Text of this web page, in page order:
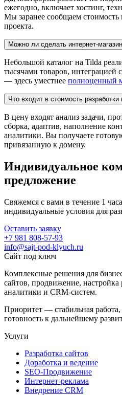
ежегодно, включает хостинг,
Мы заранее сообщаем стоимость
проекта.
Можно ли сделать интернет-
Небольшой каталог на Tilda
тысячами товаров, интеграцией
— здесь уместнее полноценный
Что входит в стоимость
В цену входят анализ задачи,
сборка, адаптив, наполнение
аналитики. Вы получаете
привязанную к домену.
Индивидуальное
предложение
Свяжемся с вами в течение 1
индивидуальные условия для
Оставить заявку
+7 981 808-57-93
info@sajt-pod-klyuch.ru
Сайт под ключ
Комплексные решения для
сайтов, продвижение,
аналитики и CRM-систем.
Приоритет — стабильная
готовность к дальнейшему
Услуги
Разработка сайтов
Доработка и ведение
SEO-Продвижение
Интернет-реклама
Внедрение CRM